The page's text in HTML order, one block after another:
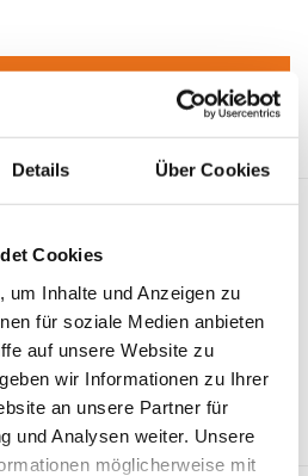
Details Über Cookies
Cookies
um Inhalte und Anzeigen zu
für soziale Medien anbieten
auf unsere Website zu
wir Informationen zu Ihrer
an unsere Partner für
und Analysen weiter. Unsere
möglicherweise mit
MIT
von
mit
ungeschulte Verwender.